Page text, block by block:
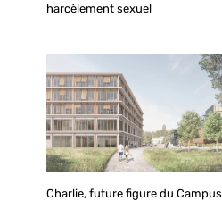
harcèlement sexuel
Charlie, future figure du Campus